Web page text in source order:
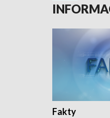
Fakty